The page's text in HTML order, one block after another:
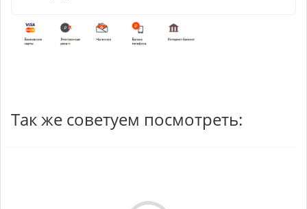
Так же советуем посмотреть: